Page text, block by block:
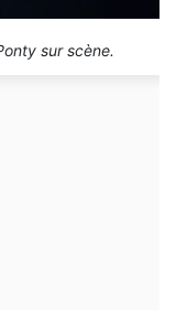
sur scène.